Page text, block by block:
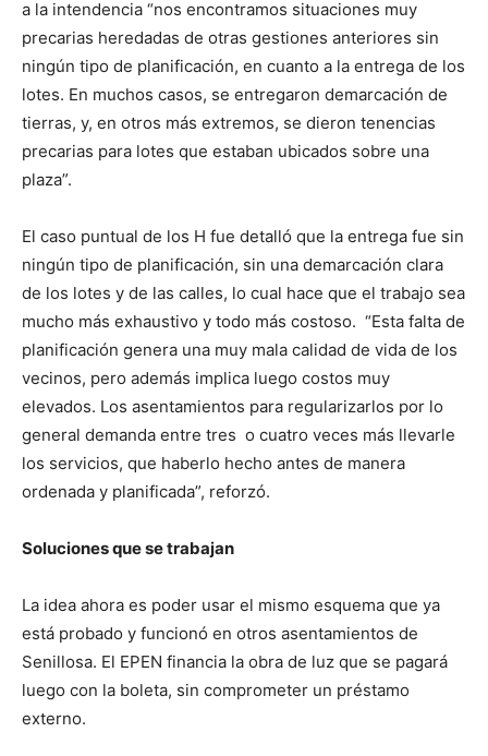
a la intendencia “nos encontramos situaciones muy
precarias heredadas de otras gestiones anteriores sin
ningún tipo de planificación, en cuanto a la entrega de los
lotes. En muchos casos, se entregaron demarcación de
tierras, y, en otros más extremos, se dieron tenencias
precarias para lotes que estaban ubicados sobre una
plaza”.
El caso puntual de los H fue detalló que la entrega fue sin
ningún tipo de planificación, sin una demarcación clara
de los lotes y de las calles, lo cual hace que el trabajo sea
mucho más exhaustivo y todo más costoso. “Esta falta de
planificación genera una muy mala calidad de vida de los
vecinos, pero además implica luego costos muy
elevados. Los asentamientos para regularizarlos por lo
general demanda entre tres o cuatro veces más llevarle
los servicios, que haberlo hecho antes de manera
ordenada y planificada”, reforzó.
Soluciones que se trabajan
La idea ahora es poder usar el mismo esquema que ya
está probado y funcionó en otros asentamientos de
Senillosa. El EPEN financia la obra de luz que se pagará
luego con la boleta, sin comprometer un préstamo
externo.